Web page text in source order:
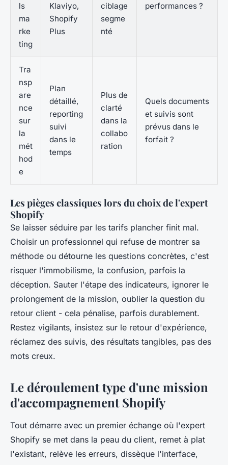
ls
ma
rke
ting
Klaviyo,
Shopify
Plus
ciblage
segme
nté
performances ?
Tra
nsp
are
nce
sur
la
mét
hod
e
Plan
détaillé,
reporting
suivi
dans le
temps
Plus de
clarté
dans la
collabo
ration
Quels documents
et suivis sont
prévus dans le
forfait ?
Les pièges classiques lors du choix de l'expert
Shopify
Se laisser séduire par les tarifs plancher finit mal.
Choisir un professionnel qui refuse de montrer sa
méthode ou détourne les questions concrètes, c'est
risquer l'immobilisme, la confusion, parfois la
déception. Sauter l'étape des indicateurs, ignorer le
prolongement de la mission, oublier la question du
retour client - cela pénalise, parfois durablement.
Restez vigilants, insistez sur le retour d'expérience,
réclamez des suivis, des résultats tangibles, pas des
mots creux.
Le déroulement type d'une mission
d'accompagnement Shopify
Tout démarre avec un premier échange où l'expert
Shopify se met dans la peau du client, remet à plat
l'existant, relève les erreurs, dissèque l'interface,